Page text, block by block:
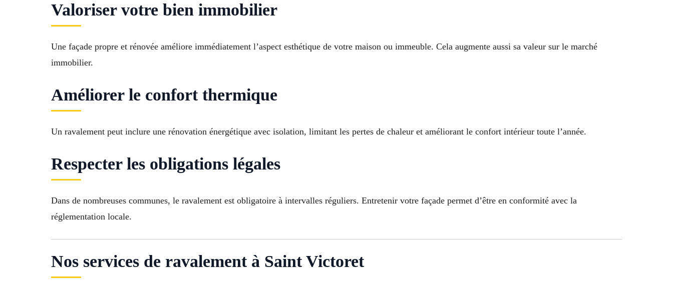
Valoriser votre bien immobilier
Une façade propre et rénovée améliore immédiatement l’aspect esthétique de votre maison ou immeuble. Cela augmente aussi sa valeur sur le marché
immobilier.
Améliorer le confort thermique
Un ravalement peut inclure une rénovation énergétique avec isolation, limitant les pertes de chaleur et améliorant le confort intérieur toute l’année.
Respecter les obligations légales
Dans de nombreuses communes, le ravalement est obligatoire à intervalles réguliers. Entretenir votre façade permet d’être en conformité avec la
réglementation locale.
Nos services de ravalement à Saint Victoret